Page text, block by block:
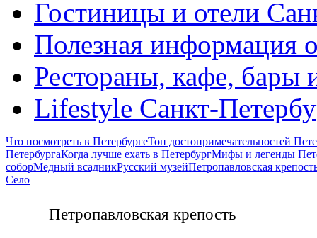
Гостиницы и отели
Полезная информация
Рестораны, кафе, бары
Lifestyle Санкт-
Что посмотреть в ПетербургеТоп достопримечательностей
ПетербургаКогда лучше ехать в ПетербургМифы и легенды
соборМедный всадникРусский музейПетропавловская
Село
Петропавловская крепость